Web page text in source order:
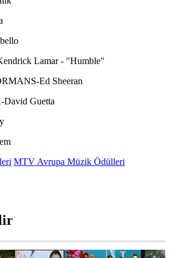
Lamar - "Humble"
Ed Sheeran
Guetta
MTV Avrupa Müzik Ödülleri